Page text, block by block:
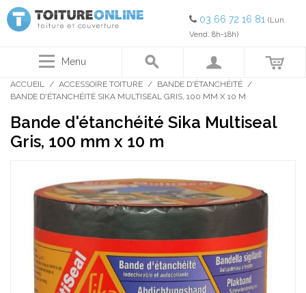
03 66 72 16 81 (Lun.
Vend. 8h-18h)
Menu
ACCUEIL / ACCESSOIRE TOITURE / BANDE D'ÉTANCHÉITÉ /
BANDE D'ÉTANCHÉITÉ SIKA MULTISEAL GRIS, 100 MM X 10 M
Bande d'étanchéité Sika Multiseal
Gris, 100 mm x 10 m